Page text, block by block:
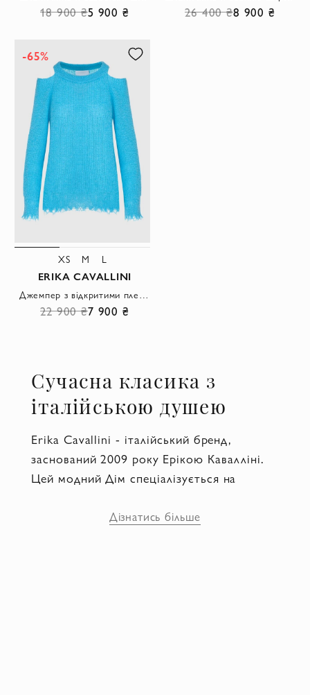
18 900 ₴5 900 ₴ 26 400 ₴8 900 ₴
-65%
XS M L
ERIKA CAVALLINI
22 900 ₴7 900 ₴
Сучасна класика з
італійською душею
Erika Cavallini - італійський бренд,
заснований 2009 року Ерікою Кавалліні.
Цей модний Дім спеціалізується на
Бренд відомий своїм унікальним
Дізнатись більше